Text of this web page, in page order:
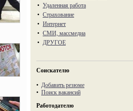
• Удаленная работа
• Страхование
• Интернет
• СМИ, массмедиа
• ДРУГОЕ
Соискателю
• Добавить резюме
• Поиск вакансий
Работодателю